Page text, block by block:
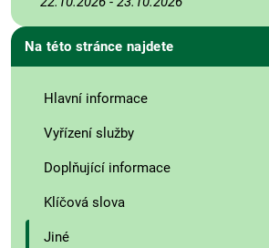
Na této stránce najdete
Hlavní informace
Vyřízení služby
Doplňující informace
Klíčová slova
Jiné